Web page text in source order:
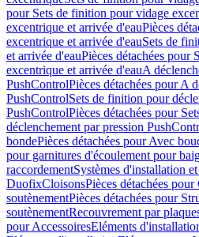
pour Sets de finition pour vidage
excentrique et arrivée d'eauPièces
excentrique et arrivée d'eauSets de
et arrivée d'eauPièces détachées pour
excentrique et arrivée d'eauA
PushControlPièces détachées pour A
PushControlSets de finition pour
PushControlPièces détachées pour
déclenchement par pression
bondePièces détachées pour Avec
pour garnitures d'écoulement pour
raccordementSystèmes d'installation
DuofixCloisonsPièces détachées
soutènementPièces détachées pour
soutènementRecouvrement par
pour AccessoiresEléments